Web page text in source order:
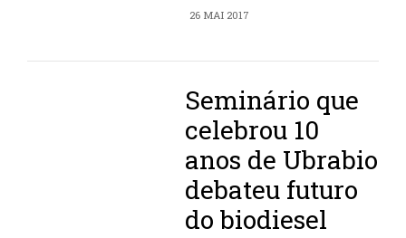
26 MAI 2017
Seminário que
celebrou 10
anos de Ubrabio
debateu futuro
do biodiesel